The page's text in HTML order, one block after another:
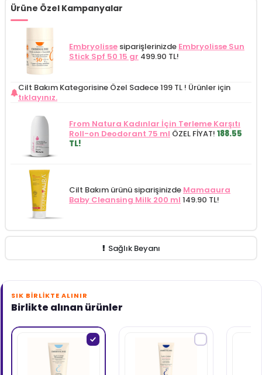
Ürüne Özel Kampanyalar
Embryolisse siparişlerinizde Embryolisse Sun
Stick Spf 50 15 gr 499.90 TL!
Cilt Bakım Kategorisine Özel Sadece 199 TL ! Ürünler için
tıklayınız.
From Natura Kadınlar İçin Terleme Karşıtı
Roll-on Deodorant 75 ml ÖZEL FİYAT! 188.55
TL!
Cilt Bakım ürünü siparişinizde Mamaaura
Baby Cleansing Milk 200 ml 149.90 TL!
Sağlık Beyanı
SIK BIRLIKTE ALINIR
Birlikte alınan ürünler